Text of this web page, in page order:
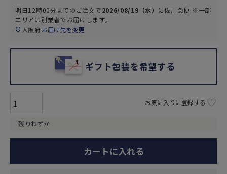
明日12時00分までのご注文で2026/08/19（水） に佐川急便 ※一部
エリアは別業者でお届けします。
大阪府お届け先を変更
ギフト包装を希望する
残りわずか
お気に入りに登録する
カートに入れる